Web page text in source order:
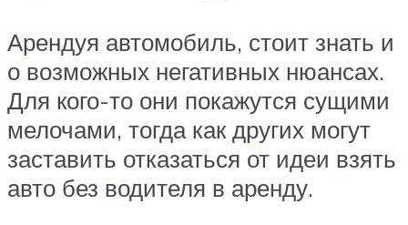
Арендуя автомобиль, стоит знать и
о возможных негативных нюансах.
Для кого-то они покажутся сущими
мелочами, тогда как других могут
заставить отказаться от идеи взять
авто без водителя в аренду.